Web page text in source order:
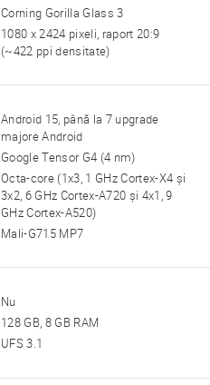
Corning Gorilla Glass 3
1080 x 2424 pixeli, raport 20:9
(~422 ppi densitate)
Android 15, până la 7 upgrade
majore Android
Google Tensor G4 (4 nm)
Octa-core (1x3, 1 GHz Cortex-X4 și
3x2, 6 GHz Cortex-A720 și 4x1, 9
GHz Cortex-A520)
Mali-G715 MP7
Nu
128 GB, 8 GB RAM
UFS 3.1